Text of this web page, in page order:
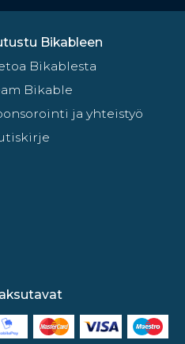
Bikableen
Bikablesta
Bikable
ja yhteistyö